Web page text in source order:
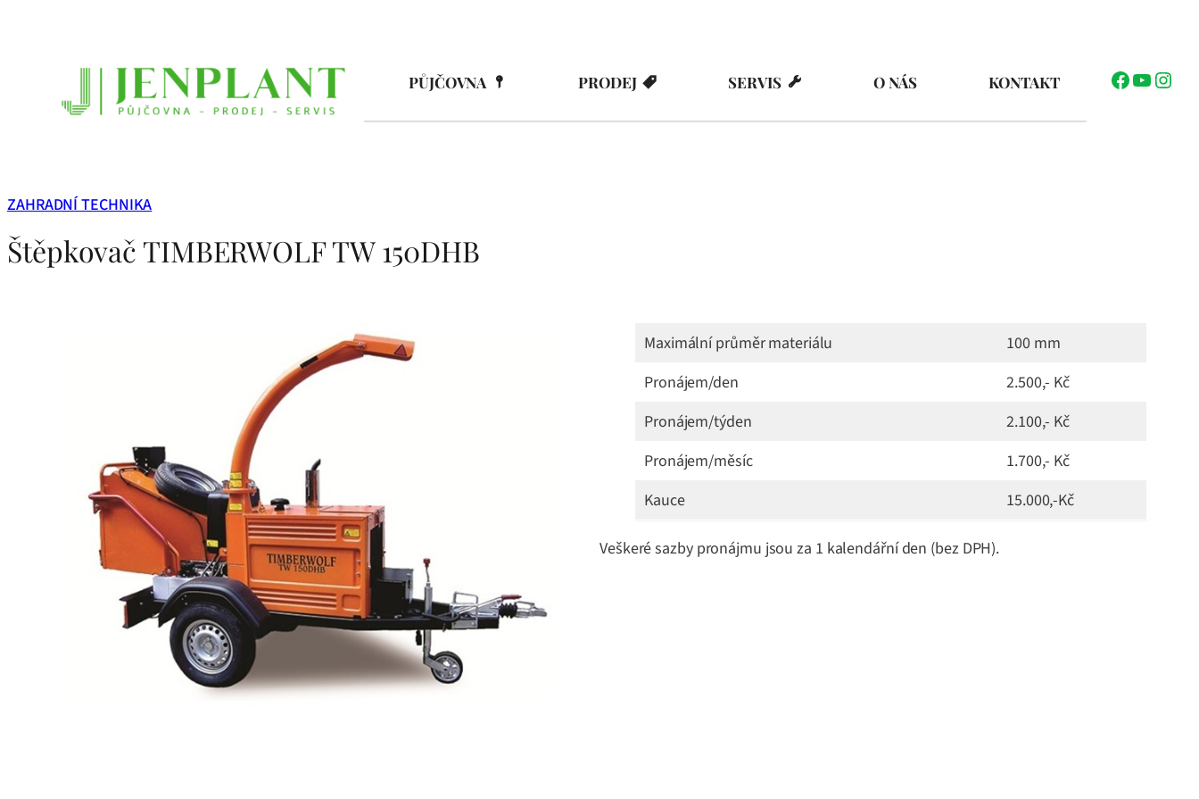
PŮJČOVNA PRODEJ SERVIS O NÁS KONTAKT Facebook
ZAHRADNÍ TECHNIKA
Štěpkovač TIMBERWOLF TW 150DHB
Maximální průměr materiálu
100 mm
Pronájem/den
2.500,- Kč
Pronájem/týden
2.100,- Kč
Pronájem/měsíc
1.700,- Kč
Kauce
15.000,-Kč
Veškeré sazby pronájmu jsou za 1 kalendářní den (bez DPH).